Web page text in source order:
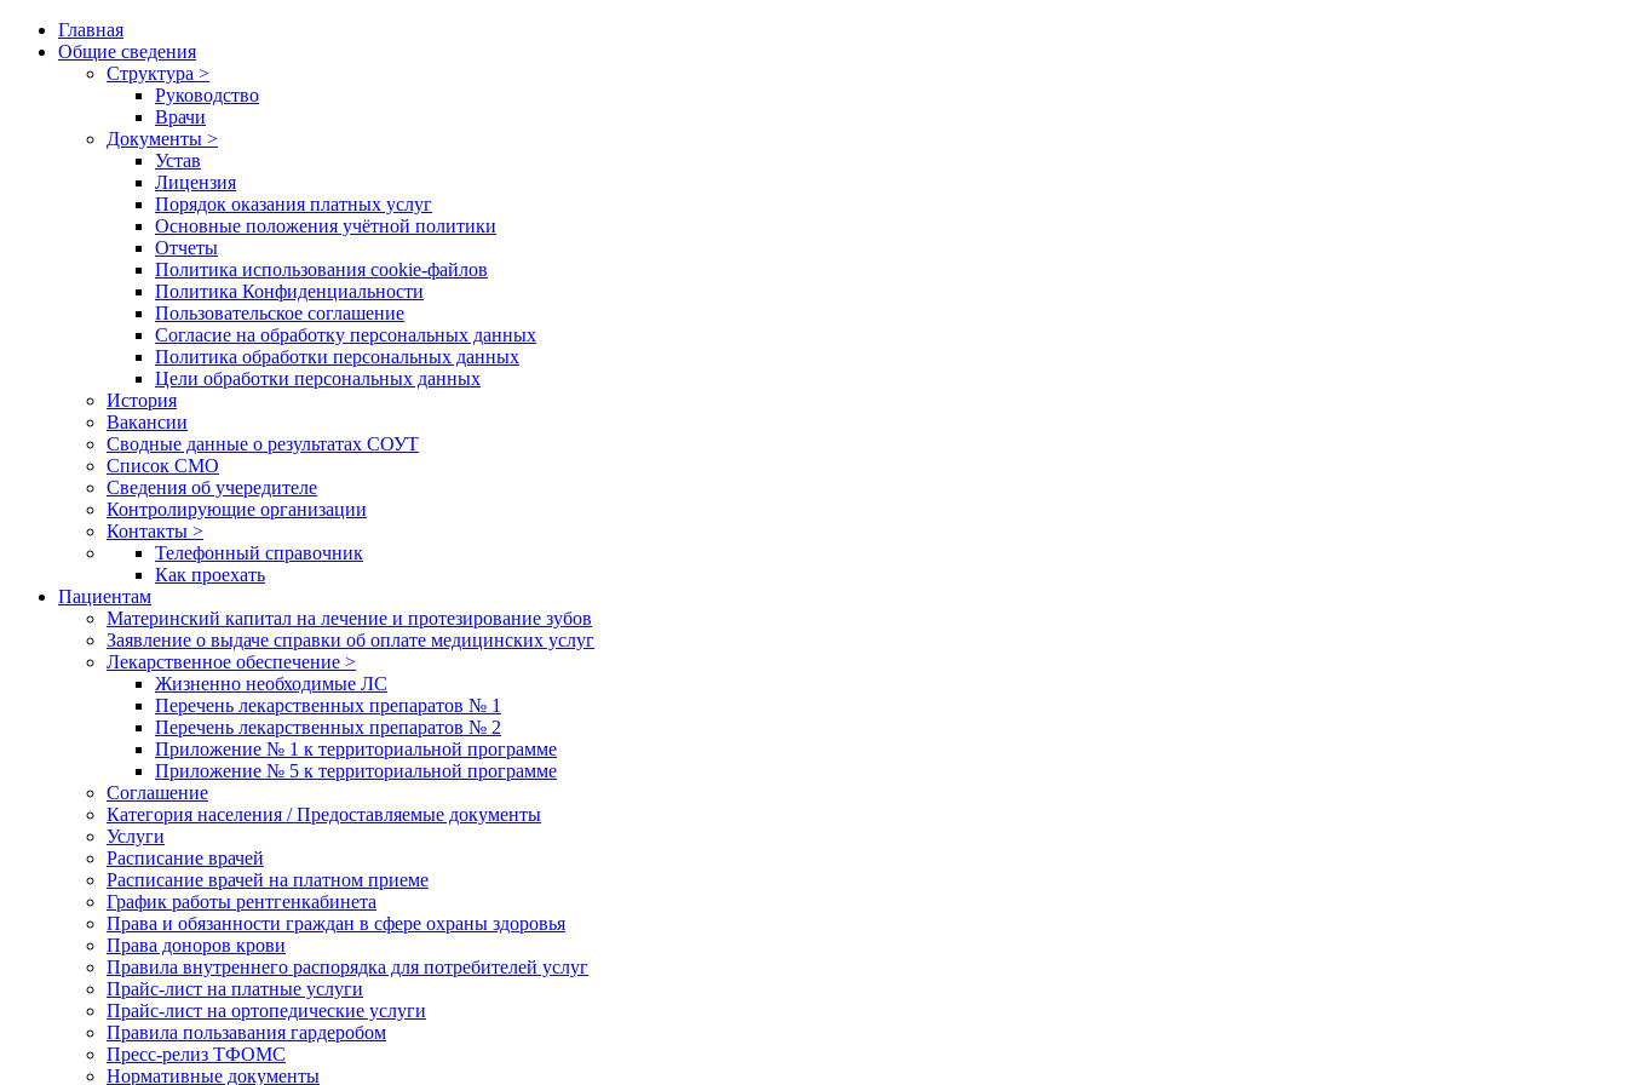
Главная
Общие сведения
Структура >
Руководство
Врачи
Документы >
Устав
Лицензия
Порядок оказания платных услуг
Основные положения учётной политики
Отчеты
Политика использования cookie-файлов
Политика Конфиденциальности
Пользовательское соглашение
Согласие на обработку персональных данных
Политика обработки персональных данных
Цели обработки персональных данных
История
Вакансии
Сводные данные о результатах СОУТ
Список СМО
Сведения об учередителе
Контролирующие организации
Контакты >
Телефонный справочник
Как проехать
Пациентам
Материнский капитал на лечение и протезирование зубов
Заявление о выдаче справки об оплате медицинских услуг
Лекарственное обеспечение >
Жизненно необходимые ЛС
Перечень лекарственных препаратов № 1
Перечень лекарственных препаратов № 2
Приложение № 1 к территориальной программе
Приложение № 5 к территориальной программе
Соглашение
Категория населения / Предоставляемые документы
Услуги
Расписание врачей
Расписание врачей на платном приеме
График работы рентгенкабинета
Права и обязанности граждан в сфере охраны здоровья
Права доноров крови
Правила внутреннего распорядка для потребителей услуг
Прайс-лист на платные услуги
Прайс-лист на ортопедические услуги
Правила пользавания гардеробом
Пресс-релиз ТФОМС
Нормативные документы